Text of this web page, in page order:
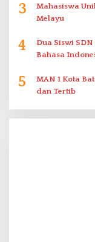
3
Mahasiswa
Melayu
4
Dua Siswi
Bahasa
5
MAN 1 Kota
dan Tertib